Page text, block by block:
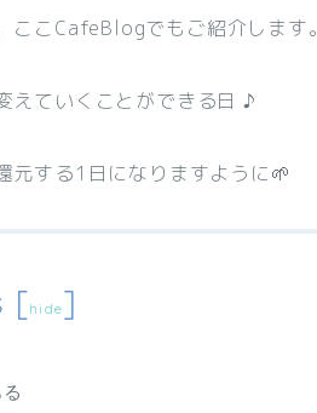
こCafeBlogでもご紹介します。
えていくことができる日 ♪
元する1日になりますように🌱
[hide]